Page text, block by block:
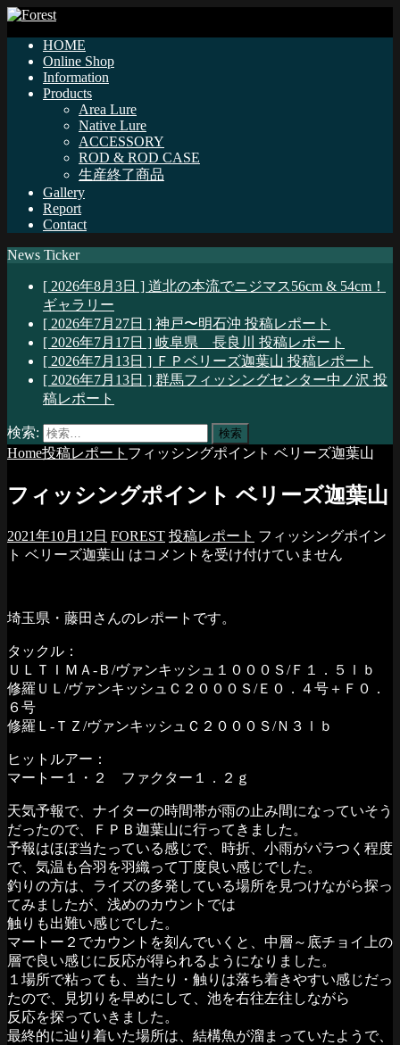
HOME
Online Shop
Information
Products
Area Lure
Native Lure
ACCESSORY
ROD & ROD CASE
生産終了商品
Gallery
Report
Contact
News Ticker
[ 2026年8月3日 ] 道北の本流でニジマス56cm & 54cm！
ギャラリー
[ 2026年7月27日 ] 神戸〜明石沖 投稿レポート
[ 2026年7月17日 ] 岐阜県 長良川 投稿レポート
[ 2026年7月13日 ] ＦＰベリーズ迦葉山 投稿レポート
[ 2026年7月13日 ] 群馬フィッシングセンター中ノ沢 投
稿レポート
検索:
Home投稿レポート フィッシングポイント ベリーズ迦葉山
フィッシングポイント ベリーズ迦葉山
2021年10月12日 FOREST 投稿レポート フィッシングポイン
ト ベリーズ迦葉山 はコメントを受け付けていません
埼玉県・藤田さんのレポートです。
タックル：
ＵＬＴＩＭＡ-Ｂ/ヴァンキッシュ１０００Ｓ/Ｆ１．５ｌｂ
修羅ＵＬ/ヴァンキッシュＣ２０００Ｓ/Ｅ０．４号＋Ｆ０．
６号
修羅Ｌ-ＴＺ/ヴァンキッシュＣ２０００Ｓ/Ｎ３ｌｂ
ヒットルアー：
マートー１・２ ファクター１．２ｇ
天気予報で、ナイターの時間帯が雨の止み間になっていそう
だったので、ＦＰＢ迦葉山に行ってきました。
予報はほぼ当たっている感じで、時折、小雨がパラつく程度
で、気温も合羽を羽織って丁度良い感じでした。
釣りの方は、ライズの多発している場所を見つけながら探っ
てみましたが、浅めのカウントでは
触りも出難い感じでした。
マートー２でカウントを刻んでいくと、中層～底チョイ上の
層で良い感じに反応が得られるようになりました。
１場所で粘っても、当たり・触りは落ち着きやすい感じだっ
たので、見切りを早めにして、池を右往左往しながら
反応を探っていきました。
最終的に辿り着いた場所は、結構魚が溜まっていたようで、